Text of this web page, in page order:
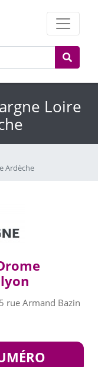
Loire
Ardèche
rue Armand Bazin